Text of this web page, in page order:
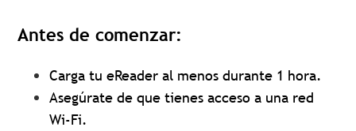
Antes de comenzar:
Carga tu eReader al menos durante 1 hora.
Asegúrate de que tienes acceso a una red
Wi-Fi.